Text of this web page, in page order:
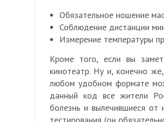
Обязательное ношение
Соблюдение дистанции
Измерение температуры
Кроме того, если вы
кинотеатр. Ну и, конечно
любом удобном формате
данный код все жители
болезнь и вылечившиеся